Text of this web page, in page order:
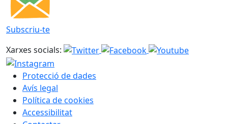
Subscriu-te
Xarxes socials:
Protecció de dades
Avís legal
Política de cookies
Accessibilitat